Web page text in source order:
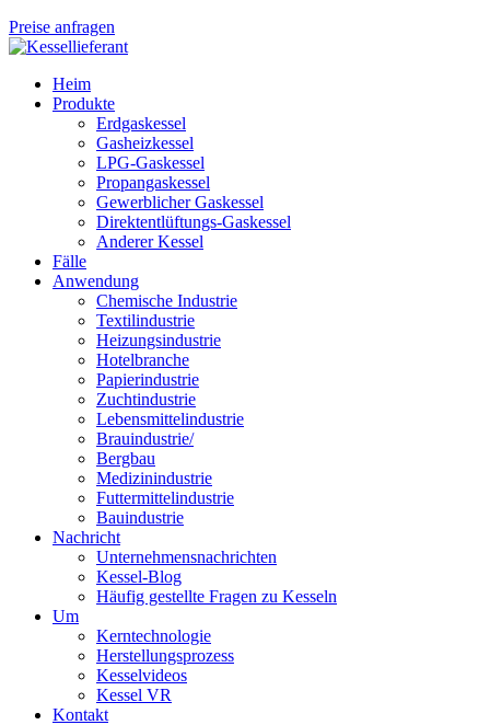
Preise anfragen
Heim
Produkte
Erdgaskessel
Gasheizkessel
LPG-Gaskessel
Propangaskessel
Gewerblicher Gaskessel
Direktentlüftungs-Gaskessel
Anderer Kessel
Fälle
Anwendung
Chemische Industrie
Textilindustrie
Heizungsindustrie
Hotelbranche
Papierindustrie
Zuchtindustrie
Lebensmittelindustrie
Brauindustrie/
Bergbau
Medizinindustrie
Futtermittelindustrie
Bauindustrie
Nachricht
Unternehmensnachrichten
Kessel-Blog
Häufig gestellte Fragen zu Kesseln
Um
Kerntechnologie
Herstellungsprozess
Kesselvideos
Kessel VR
Kontakt